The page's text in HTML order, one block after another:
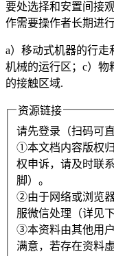
要处选择和安置间接
作需要操作者长期进
a）移动式机器的行
机械的运行区；c）物
的接触区域.
资源链接
请先登录（扫码可
①本文档内容版权
权申诉，请及时联
脚）。
②由于网络或浏览
服微信处理（详见
③本资料由其他用
满意，若存在资料